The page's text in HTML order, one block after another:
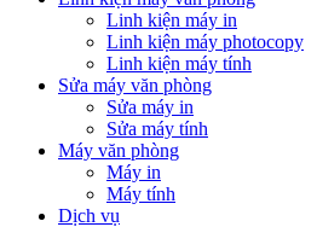
Linh kiện máy in
Linh kiện máy photocopy
Linh kiện máy tính
Sửa máy văn phòng
Sửa máy in
Sửa máy tính
Máy văn phòng
Máy in
Máy tính
Dịch vụ